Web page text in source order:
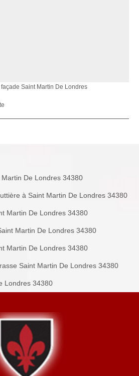
Saint Martin De Londres
De Londres 34380
à Saint Martin De Londres 34380
Martin De Londres 34380
Martin De Londres 34380
Martin De Londres 34380
Saint Martin De Londres 34380
Londres 34380